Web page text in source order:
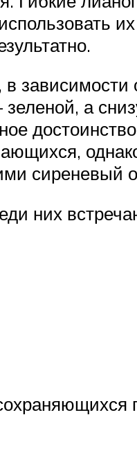
зависимости
а
достоинство
сиреневый
них